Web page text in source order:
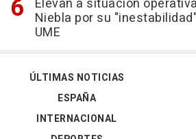
Elevan a situación
Niebla por su
UME
ÚLTIMAS NOTICIAS
ESPAÑA
INTERNACIONAL